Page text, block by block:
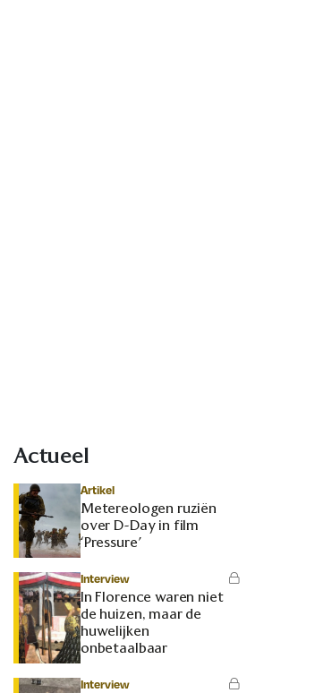
Actueel
Artikel
Metereologen ruziën
over D-Day in film
‘Pressure’
Interview
In Florence waren niet
de huizen, maar de
huwelijken
onbetaalbaar
Interview